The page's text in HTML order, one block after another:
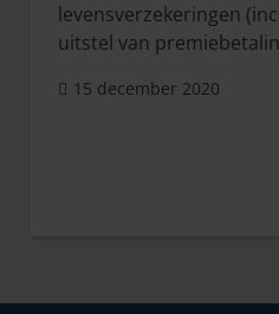
levensverzekeringen
uitstel van
15 december 2020